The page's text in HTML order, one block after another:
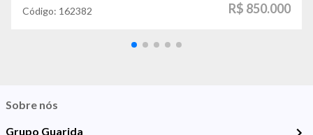
Código: 162382 R$ 850.000
Sobre nós
Grupo Guarida